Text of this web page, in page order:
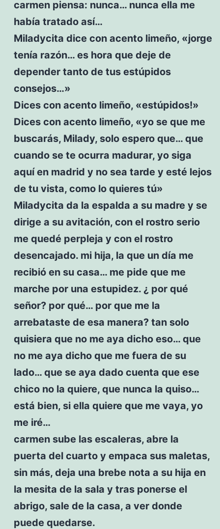
carmen piensa: nunca… nunca ella me
había tratado así…
Miladycita dice con acento limeño, «jorge
tenía razón… es hora que deje de
depender tanto de tus estúpidos
consejos…»
Dices con acento limeño, «estúpidos!»
Dices con acento limeño, «yo se que me
buscarás, Milady, solo espero que… que
cuando se te ocurra madurar, yo siga
aquí en madrid y no sea tarde y esté lejos
de tu vista, como lo quieres tú»
Miladycita da la espalda a su madre y se
dirige a su avitación, con el rostro serio
me quedé perpleja y con el rostro
desencajado. mi hija, la que un día me
recibió en su casa… me pide que me
marche por una estupidez. ¿ por qué
señor? por qué… por que me la
arrebataste de esa manera? tan solo
quisiera que no me aya dicho eso… que
no me aya dicho que me fuera de su
lado… que se aya dado cuenta que ese
chico no la quiere, que nunca la quiso…
está bien, si ella quiere que me vaya, yo
me iré…
carmen sube las escaleras, abre la
puerta del cuarto y empaca sus maletas,
sin más, deja una brebe nota a su hija en
la mesita de la sala y tras ponerse el
abrigo, sale de la casa, a ver donde
puede quedarse.